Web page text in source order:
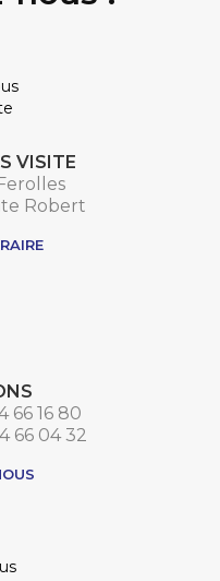
VISITE
Robert
66 16 80
66 04 32